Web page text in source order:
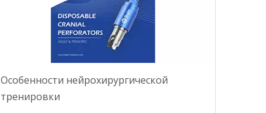
Особенности нейрохирургической
тренировки